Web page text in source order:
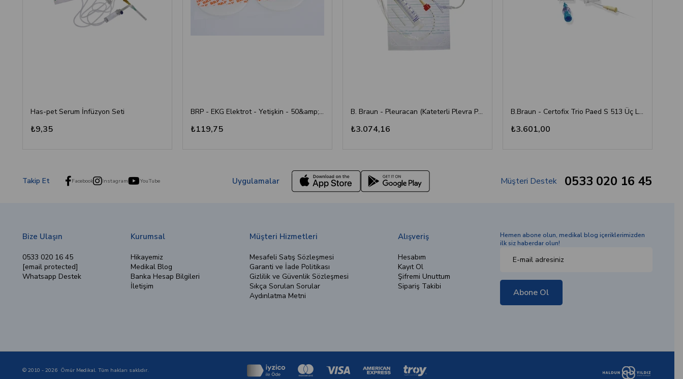
Has-pet Serum İnfüzyon Seti
₺9,35
BRP - EKG Elektrot - Yetişkin - 50&amp;#39;li
₺119,75
B. Braun - Pleuracan (Kateterli Plevra Ponksiyon Seti)
₺3.074,16
B.Braun - Certofix Trio Paed S 513 Üç Lümenli Santral Venöz Kateter İnfüzyon Seti (5F / 13 cm)
₺3.601,00
Takip Et Facebook Instagram YouTube Uygulamalar Müşteri Destek 0533 020 16 45
Bize Ulaşın
0533 020 16 45
[email protected]
Whatsapp Destek
Kurumsal
Hikayemiz
Medikal Blog
Banka Hesap Bilgileri
İletişim
Müşteri Hizmetleri
Mesafeli Satış Sözleşmesi
Garanti ve İade Politikası
Gizlilik ve Güvenlik Sözleşmesi
Sıkça Sorulan Sorular
Aydınlatma Metni
Alışveriş
Hesabım
Kayıt Ol
Şifremi Unuttum
Sipariş Takibi
Hemen abone olun, medikal blog içeriklerimizden
ilk siz haberdar olun!
Abone Ol
© 2010 - 2026 Ömür Medikal. Tüm hakları saklıdır.